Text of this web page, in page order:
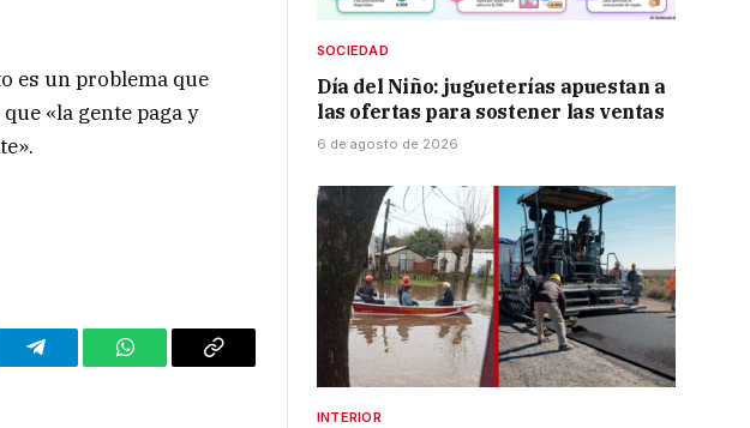
es un problema que
«la gente paga y
Telegram WhatsAppCopy
SOCIEDAD
Día del Niño: jugueterías apuestan a
las ofertas para sostener las ventas
6 de agosto de 2026
INTERIOR